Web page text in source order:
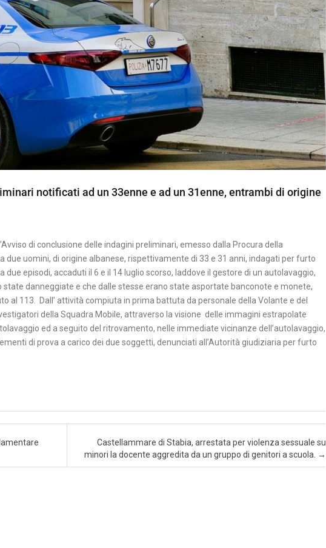
notificati ad un 33enne e ad un 31enne, entrambi di origine
di conclusione delle indagini preliminari, emesso dalla Procura della
due uomini, di origine albanese, rispettivamente di 33 e 31 anni, indagati per furto
episodi, accaduti il 6 e il 14 luglio scorso, laddove il gestore di un autolavaggio,
danneggiate e che dalle stesse erano state asportate banconote e monete,
al 113. Dall’ attività compiuta in prima battuta da personale della Volante e del
della Squadra Mobile, attraverso la visione delle immagini estrapolate
ed a seguito del ritrovamento, nelle immediate vicinanze dell’autolavaggio,
di prova a carico dei due soggetti, denunciati all’Autorità giudiziaria per furto
Castellammare di Stabia, arrestata per violenza sessuale su
minori la docente aggredita da un gruppo di genitori a scuola. →